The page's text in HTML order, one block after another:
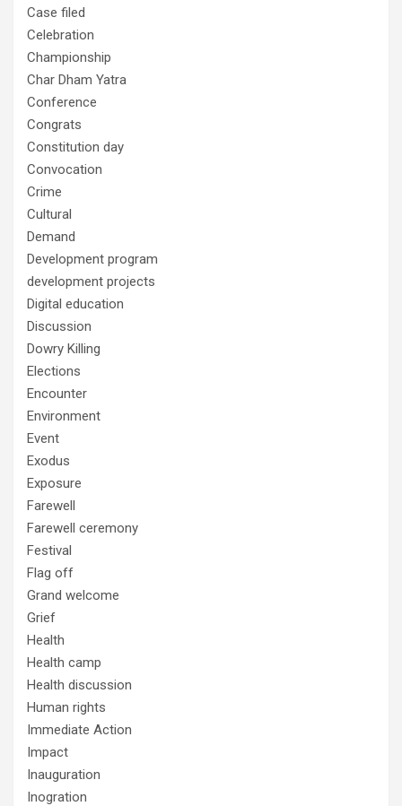
Case filed
Celebration
Championship
Char Dham Yatra
Conference
Congrats
Constitution day
Convocation
Crime
Cultural
Demand
Development program
development projects
Digital education
Discussion
Dowry Killing
Elections
Encounter
Environment
Event
Exodus
Exposure
Farewell
Farewell ceremony
Festival
Flag off
Grand welcome
Grief
Health
Health camp
Health discussion
Human rights
Immediate Action
Impact
Inauguration
Inogration